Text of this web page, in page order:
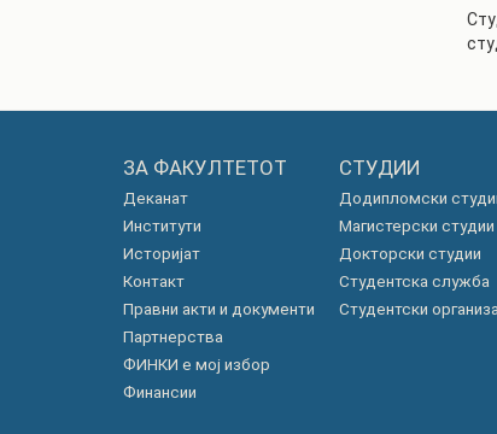
ЗА ФАКУЛТЕТОТ
Деканат
Институти
Историјат
Контакт
Правни акти и документи
Партнерства
ФИНКИ е мој избор
Финансии
СТУДИИ
Додипломски
Магистерски студии
Докторски студии
Студентска служба
Студентски